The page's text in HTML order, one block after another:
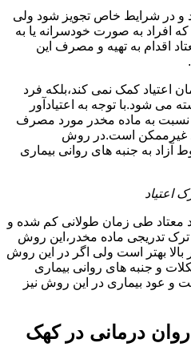
و در شرایط خاص تجویز شود ولی
افراد به صورت خودسرانه یا به
اقدام به تهیه و مصرف این
اعتیاد کمک نمی کند،بلکه فرد
می شود.با توجه به اعتیادآور
نسبت به ماده مخدر مورد مصرف
غیرممکن است.در روش
به جنبه های روانی بیماری
اعتیاد
طی زمان طولانی کم شده و
تدریجی ماده مخدر،این روش
بهتر است ولی اگر در این روش
و جنبه های روانی بیماری
و عود بیماری در این روش نیز
روان درمانی در کهک